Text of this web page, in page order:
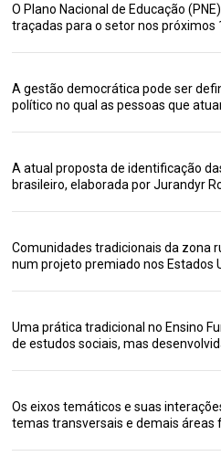
O Plano Nacional de Educação
traçadas para o setor nos próximos
A gestão democrática pode ser
político no qual as pessoas que
A atual proposta de identificação
brasileiro, elaborada por Jurandyr
Comunidades tradicionais da zona
num projeto premiado nos Estados
Uma prática tradicional no Ensino
de estudos sociais, mas
Os eixos temáticos e suas
temas transversais e demais áreas